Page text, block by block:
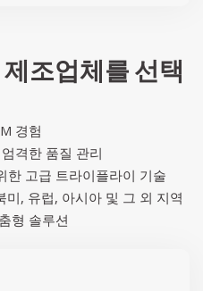
조업체를 선택
경험
격한 품질 관리
한 고급 트라이플라이 기술
미, 유럽, 아시아 및 그 외 지역
형 솔루션